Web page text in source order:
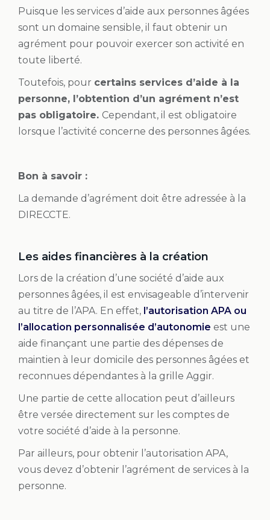
Puisque les services d’aide aux personnes âgées
sont un domaine sensible, il faut obtenir un
agrément pour pouvoir exercer son activité en
toute liberté.
Toutefois, pour certains services d’aide à la
personne, l’obtention d’un agrément n’est
pas obligatoire. Cependant, il est obligatoire
lorsque l’activité concerne des personnes âgées.
Bon à savoir :
La demande d’agrément doit être adressée à la
DIRECCTE.
Les aides financières à la création
Lors de la création d’une société d’aide aux
personnes âgées, il est envisageable d’intervenir
au titre de l’APA. En effet, l’autorisation APA ou
l’allocation personnalisée d’autonomie est une
aide finançant une partie des dépenses de
maintien à leur domicile des personnes âgées et
reconnues dépendantes à la grille Aggir.
Une partie de cette allocation peut d’ailleurs
être versée directement sur les comptes de
votre société d’aide à la personne.
Par ailleurs, pour obtenir l’autorisation APA,
vous devez d’obtenir l’agrément de services à la
personne.